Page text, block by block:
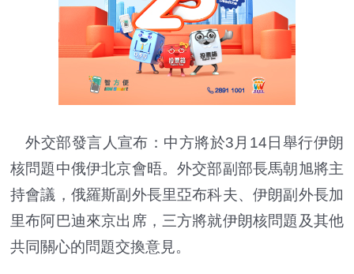
外交部發言人宣布：中方將於3月14日舉行伊朗
核問題中俄伊北京會晤。外交部副部長馬朝旭將主
持會議，俄羅斯副外長里亞布科夫、伊朗副外長加
里布阿巴迪來京出席，三方將就伊朗核問題及其他
共同關心的問題交換意見。